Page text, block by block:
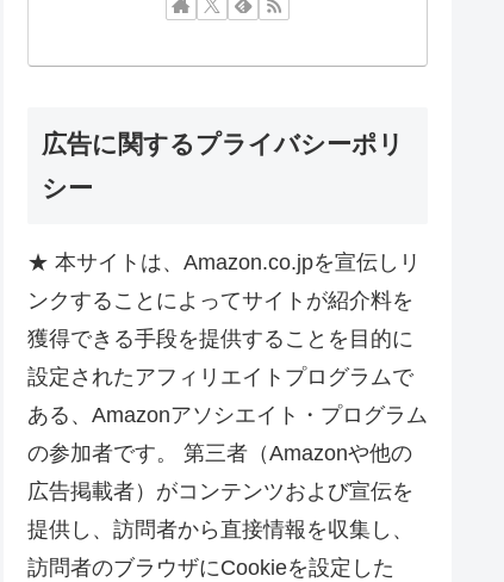
広告に関するプライバシーポリ
シー
★ 本サイトは、Amazon.co.jpを宣伝しリ
ンクすることによってサイトが紹介料を
獲得できる手段を提供することを目的に
設定されたアフィリエイトプログラムで
ある、Amazonアソシエイト・プログラム
の参加者です。 第三者（Amazonや他の
広告掲載者）がコンテンツおよび宣伝を
提供し、訪問者から直接情報を収集し、
訪問者のブラウザにCookieを設定した